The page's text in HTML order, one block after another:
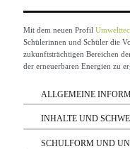
Mit dem neuen Profil
Schülerinnen und Schüler die
zukunftsträchtigen Bereichen
der erneuerbaren Energien zu
ALLGEMEINE
INHALTE UND
SCHULFORM UND